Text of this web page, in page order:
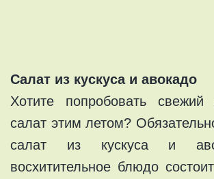
Салат из кускуса и авокадо
Хотите попробовать
салат этим летом?
салат из кускуса и
восхитительное блюдо